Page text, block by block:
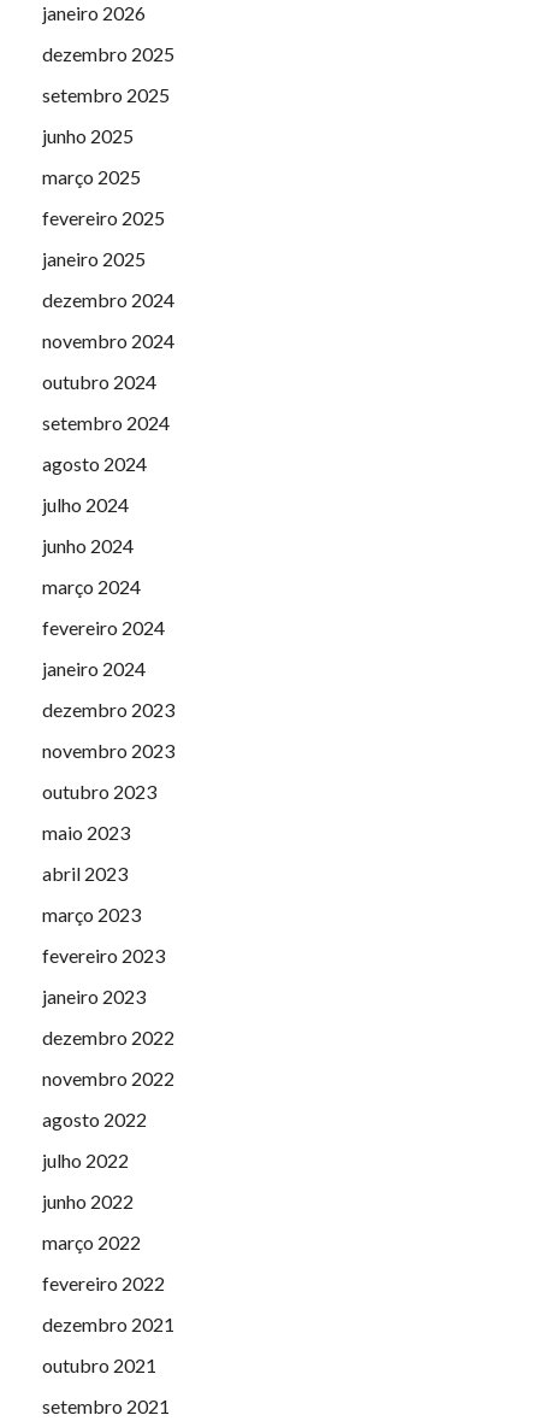
janeiro 2026
dezembro 2025
setembro 2025
junho 2025
março 2025
fevereiro 2025
janeiro 2025
dezembro 2024
novembro 2024
outubro 2024
setembro 2024
agosto 2024
julho 2024
junho 2024
março 2024
fevereiro 2024
janeiro 2024
dezembro 2023
novembro 2023
outubro 2023
maio 2023
abril 2023
março 2023
fevereiro 2023
janeiro 2023
dezembro 2022
novembro 2022
agosto 2022
julho 2022
junho 2022
março 2022
fevereiro 2022
dezembro 2021
outubro 2021
setembro 2021